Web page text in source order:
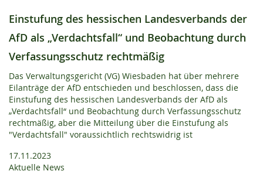
Einstufung des hessischen Landesverbands der
AfD als „Verdachtsfall“ und Beobachtung durch
Verfassungsschutz rechtmäßig
Das Verwaltungsgericht (VG) Wiesbaden hat über mehrere
Eilanträge der AfD entschieden und beschlossen, dass die
Einstufung des hessischen Landesverbands der AfD als
„Verdachtsfall“ und Beobachtung durch Verfassungsschutz
rechtmäßig, aber die Mitteilung über die Einstufung als
"Verdachtsfall" voraussichtlich rechtswidrig ist
17.11.2023
Aktuelle News